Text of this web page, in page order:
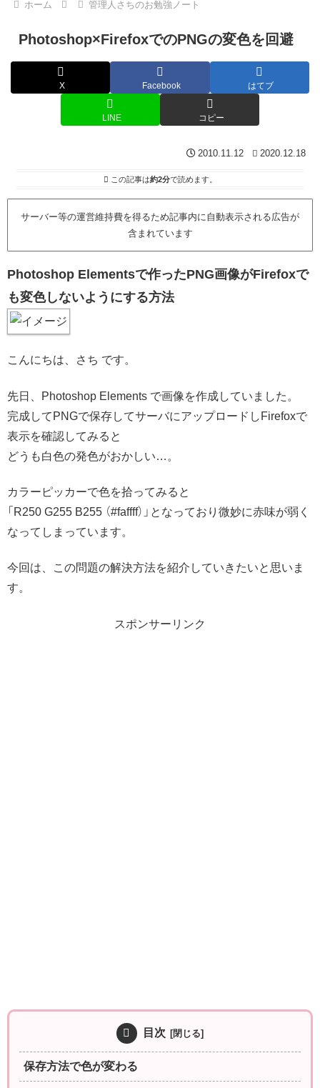
ホーム 管理人さちのお勉強ノート
Photoshop×FirefoxでのPNGの変色を回避
X Facebook はてブ
LINE コピー
2010.11.12 2020.12.18
この記事は約2分で読めます。
サーバー等の運営維持費を得るため記事内に自動表示される広告が
含まれています
Photoshop Elementsで作ったPNG画像がFirefoxで
も変色しないようにする方法
こんにちは、さち です。
先日、Photoshop Elements で画像を作成していました。
完成してPNGで保存してサーバにアップロードしFirefoxで
表示を確認してみると
どうも白色の発色がおかしい…。
カラーピッカーで色を拾ってみると
「R250 G255 B255 （#faffff）」となっており微妙に赤味が弱く
なってしまっています。
今回は、この問題の解決方法を紹介していきたいと思いま
す。
スポンサーリンク
目次
保存方法で色が変わる